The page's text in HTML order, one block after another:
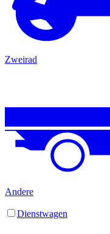
Zweirad
Andere
Dienstwagen